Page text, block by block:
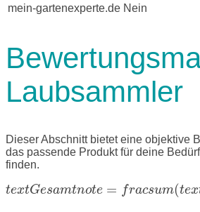
mein-gartenexperte.de Nein
Laubsammler
Dieser Abschnitt bietet eine objektive
das passende Produkt für deine
finden.
textGesamtnote = fracsum(tex